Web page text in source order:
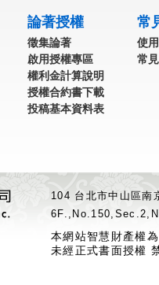
論著授權
徵集論著
啟用授權專區
權利金計算說明
授權合約書下載
投稿基本資料表
常
使
常
104 台北市中山區
本網站智慧財產權
未經正式書面授權